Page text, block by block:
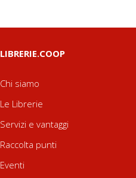
LIBRERIE.COOP
Chi siamo
Le Librerie
Servizi e vantaggi
Raccolta punti
Eventi